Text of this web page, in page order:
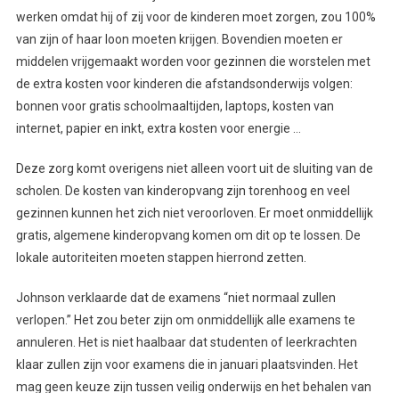
werken omdat hij of zij voor de kinderen moet zorgen, zou 100%
van zijn of haar loon moeten krijgen. Bovendien moeten er
middelen vrijgemaakt worden voor gezinnen die worstelen met
de extra kosten voor kinderen die afstandsonderwijs volgen:
bonnen voor gratis schoolmaaltijden, laptops, kosten van
internet, papier en inkt, extra kosten voor energie …
Deze zorg komt overigens niet alleen voort uit de sluiting van de
scholen. De kosten van kinderopvang zijn torenhoog en veel
gezinnen kunnen het zich niet veroorloven. Er moet onmiddellijk
gratis, algemene kinderopvang komen om dit op te lossen. De
lokale autoriteiten moeten stappen hierrond zetten.
Johnson verklaarde dat de examens “niet normaal zullen
verlopen.” Het zou beter zijn om onmiddellijk alle examens te
annuleren. Het is niet haalbaar dat studenten of leerkrachten
klaar zullen zijn voor examens die in januari plaatsvinden. Het
mag geen keuze zijn tussen veilig onderwijs en het behalen van